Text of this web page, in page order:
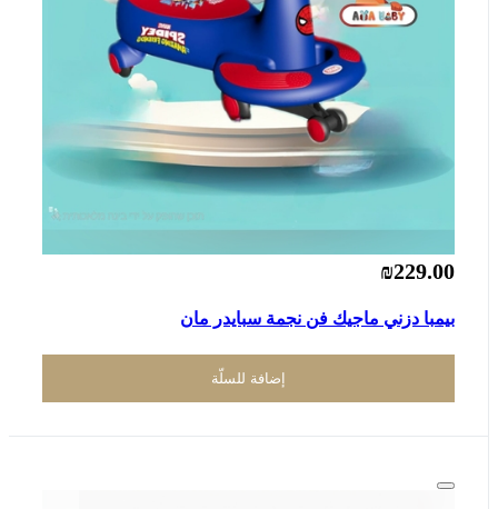
₪229.00
بيمبا دزني ماجيك فن نجمة سبايدر مان
إضافة للسلّة